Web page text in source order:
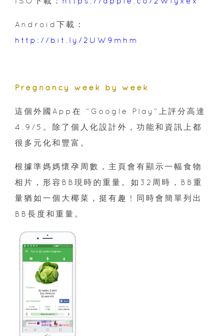
Android下載：
http://bit.ly/2UW9mhm
Pregnancy week by week
這個外國App在 “Google Play”上評分高達
4.9/5。除了個人化設計外，功能和資訊上都
很多元化和豐富。
根據準媽媽懷孕周數，主頁會有顯示一幅食物
相片，形容BB現時的重量。如32周時，BB重
量猶如一個大椰菜，挺有趣﹗同時會簡單列出
BB長度和重量。